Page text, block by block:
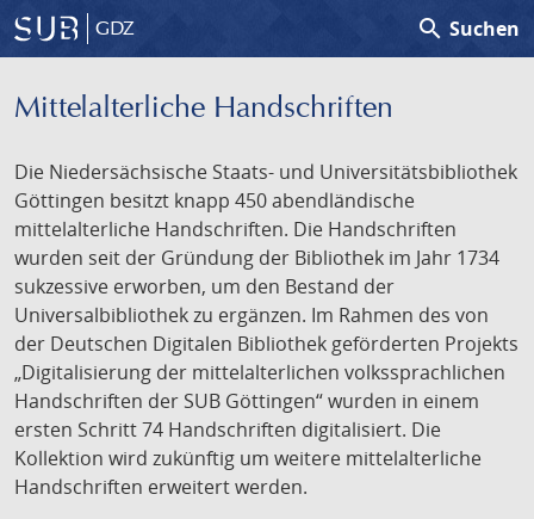
GDZ search Suchen
Mittelalterliche Handschriften
Die Niedersächsische Staats- und Universitätsbibliothek
Göttingen besitzt knapp 450 abendländische
mittelalterliche Handschriften. Die Handschriften
wurden seit der Gründung der Bibliothek im Jahr 1734
sukzessive erworben, um den Bestand der
Universalbibliothek zu ergänzen. Im Rahmen des von
der Deutschen Digitalen Bibliothek geförderten Projekts
„Digitalisierung der mittelalterlichen volkssprachlichen
Handschriften der SUB Göttingen“ wurden in einem
ersten Schritt 74 Handschriften digitalisiert. Die
Kollektion wird zukünftig um weitere mittelalterliche
Handschriften erweitert werden.